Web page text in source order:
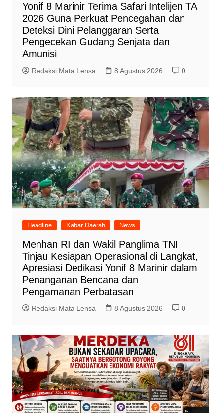
Yonif 8 Marinir Terima Safari Intelijen TA
2026 Guna Perkuat Pencegahan dan
Deteksi Dini Pelanggaran Serta
Pengecekan Gudang Senjata dan
Amunisi
Redaksi Mata Lensa 8 Agustus 2026 0
Headline Kabar Daerah News
Menhan RI dan Wakil Panglima TNI
Tinjau Kesiapan Operasional di Langkat,
Apresiasi Dedikasi Yonif 8 Marinir dalam
Penanganan Bencana dan
Pengamanan Perbatasan
Redaksi Mata Lensa 8 Agustus 2026 0